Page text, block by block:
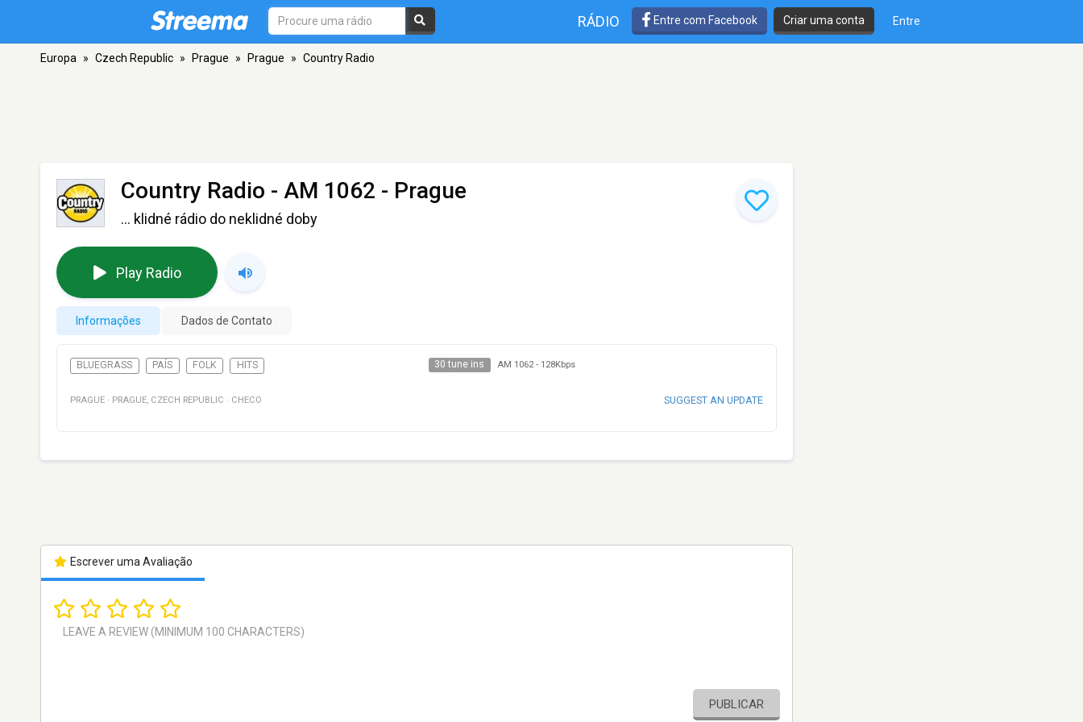
RÁDIO Entre com Facebook Criar uma conta Entre
Europa » Czech Republic » Prague » Prague » Country Radio
Country Radio - AM 1062 - Prague
... klidné rádio do neklidné doby
Play Radio
Informações Dados de Contato
BLUEGRASS PAÍS FOLK HITS 30 tune ins AM 1062- 128Kbps
PRAGUE · PRAGUE, CZECH REPUBLIC · CHECO SUGGEST AN UPDATE
Escrever uma Avaliação
PUBLICAR